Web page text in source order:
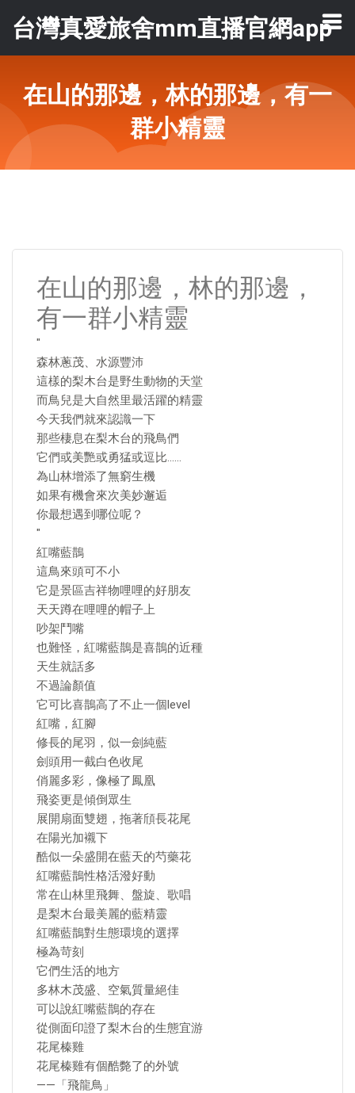
台灣真愛旅舍mm直播官網app
在山的那邊，林的那邊，有一
群小精靈
在山的那邊，林的那邊，
有一群小精靈
"
森林蔥茂、水源豐沛
這樣的梨木台是野生動物的天堂
而鳥兒是大自然里最活躍的精靈
今天我們就來認識一下
那些棲息在梨木台的飛鳥們
它們或美艷或勇猛或逗比……
為山林增添了無窮生機
如果有機會來次美妙邂逅
你最想遇到哪位呢？
"
紅嘴藍鵲
這鳥來頭可不小
它是景區吉祥物哩哩的好朋友
天天蹲在哩哩的帽子上
吵架鬥嘴
也難怪，紅嘴藍鵲是喜鵲的近種
天生就話多
不過論顏值
它可比喜鵲高了不止一個level
紅嘴，紅腳
修長的尾羽，似一劍純藍
劍頭用一截白色收尾
俏麗多彩，像極了鳳凰
飛姿更是傾倒眾生
展開扇面雙翅，拖著頎長花尾
在陽光加襯下
酷似一朵盛開在藍天的芍藥花
紅嘴藍鵲性格活潑好動
常在山林里飛舞、盤旋、歌唱
是梨木台最美麗的藍精靈
紅嘴藍鵲對生態環境的選擇
極為苛刻
它們生活的地方
多林木茂盛、空氣質量絕佳
可以說紅嘴藍鵲的存在
從側面印證了梨木台的生態宜游
花尾榛雞
花尾榛雞有個酷斃了的外號
——「飛龍鳥」